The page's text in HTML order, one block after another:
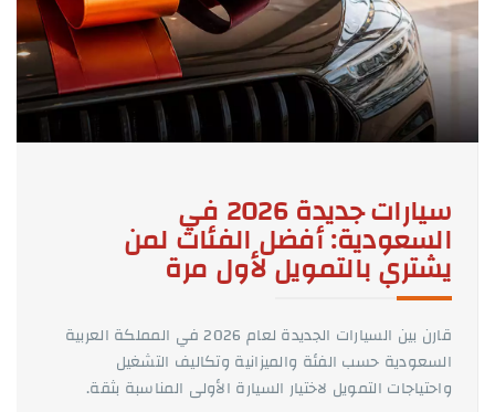
سيارات جديدة 2026 في
السعودية: أفضل الفئات لمن
يشتري بالتمويل لأول مرة
قارن بين السيارات الجديدة لعام 2026 في المملكة العربية
السعودية حسب الفئة والميزانية وتكاليف التشغيل
واحتياجات التمويل لاختيار السيارة الأولى المناسبة بثقة.